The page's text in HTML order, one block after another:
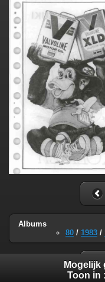
Albums
80 / 1983 /
Mogelijk
Toon in :